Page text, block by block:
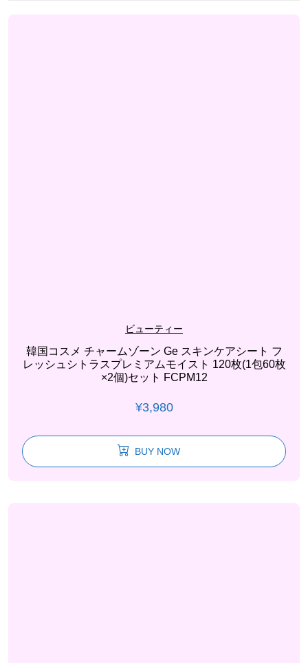
ビューティー
韓国コスメ チャームゾーン Ge スキンケアシート フ
レッシュシトラスプレミアムモイスト 120枚(1包60枚
×2個)セット FCPM12
¥3,980
BUY NOW